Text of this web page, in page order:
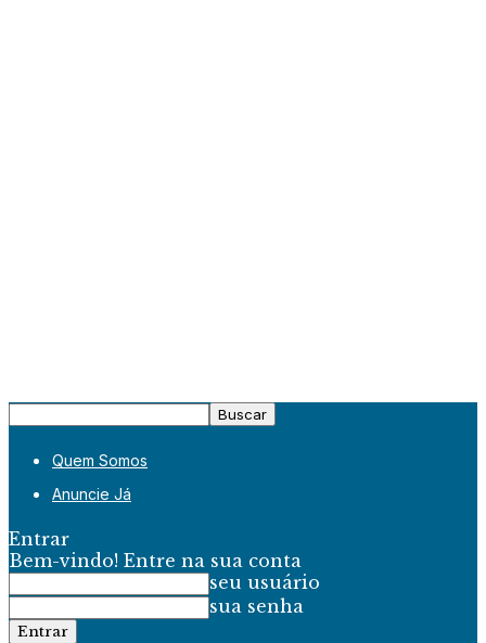
Quem Somos
Anuncie Já
Entrar
Bem-vindo! Entre na sua conta
seu usuário
sua senha